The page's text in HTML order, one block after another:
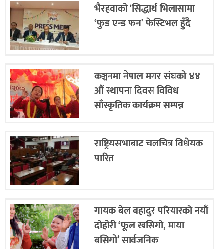
भैरहवाको ‘सिद्धार्थ भिलासामा
‘फुड एन्ड फन’ फेस्टिभल हुँदै
कञ्चनमा नेपाल मगर संघको ४४
औं स्थापना दिवस विविध
साँस्कृतिक कार्यक्रम सम्पन्न
राष्ट्रियसभाबाट चलचित्र विधेयक
पारित
गायक बेल बहादुर परियारको नयाँ
दोहोरी ‘फूल खसिगो, माया
बसिगो’ सार्वजनिक